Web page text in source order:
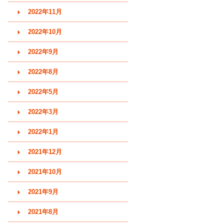
2022年11月
2022年10月
2022年9月
2022年8月
2022年5月
2022年3月
2022年1月
2021年12月
2021年10月
2021年9月
2021年8月